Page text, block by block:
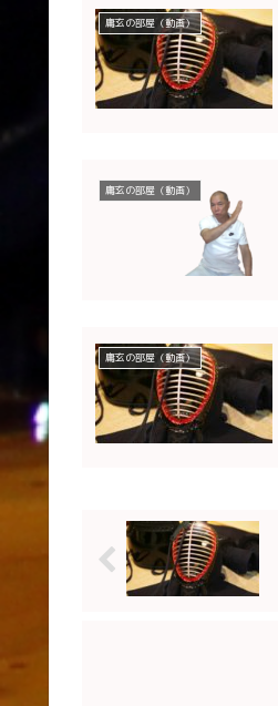
庸玄の部屋（動画）
庸玄の部屋（動画）
庸玄の部屋（動画）